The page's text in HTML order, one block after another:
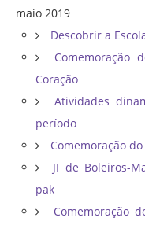
maio 2019
Descobrir a
Comemoração
Coração
Atividades
período
Comemoração
JI de Boleiros-
pak
Comemoração